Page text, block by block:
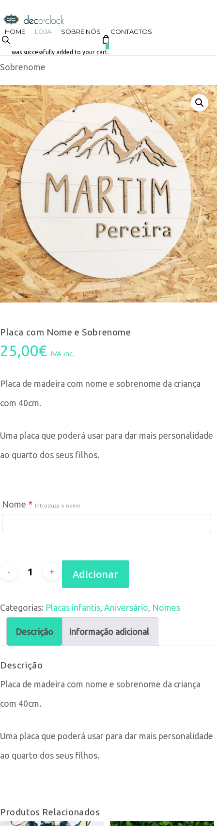
to
content
HOME LOJA SOBRE NÓS CONTACTOS
0
was successfully added to your cart.
Batizado Nomes
Sobrenome
Placa com Nome e Sobrenome
25,00€ IVA inc.
Placa de madeira com nome e sobrenome da criança
com 40cm.
Uma placa que poderá usar para dar mais personalidade
ao quarto dos seus filhos.
Nome * Introduza o nome
Quantidade
Placa
com
Nome
e
Sobrenome
Adicionar
Categorias: Placas infantis, Aniversário, Nomes
Descrição Informação adicional
Descrição
Placa de madeira com nome e sobrenome da criança
com 40cm.
Uma placa que poderá usar para dar mais personalidade
ao quarto dos seus filhos.
Produtos Relacionados